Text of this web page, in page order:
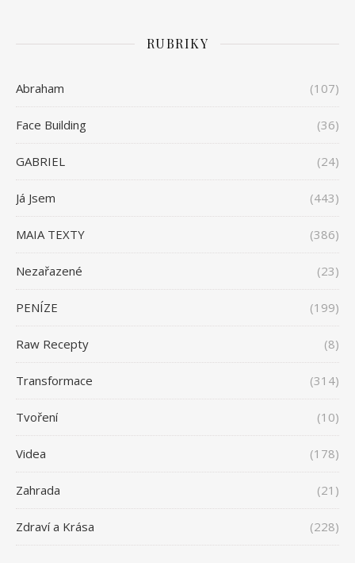
RUBRIKY
Abraham (107)
Face Building (36)
GABRIEL (24)
Já Jsem (443)
MAIA TEXTY (386)
Nezařazené (23)
PENÍZE (199)
Raw Recepty (8)
Transformace (314)
Tvoření (10)
Videa (178)
Zahrada (21)
Zdraví a Krása (228)